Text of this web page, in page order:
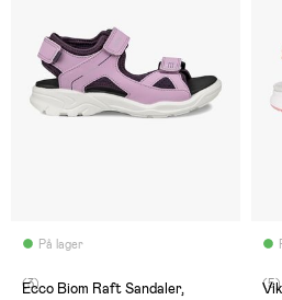
På lager
(3)
Ecco Biom Raft Sandaler,
(5)